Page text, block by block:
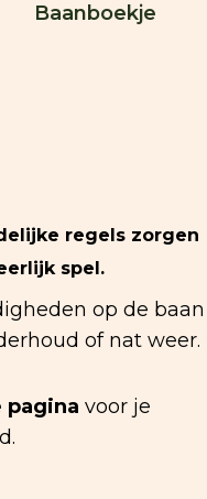
Baanboekje
regels zorgen
spel.
op de baan
of nat weer.
pagina voor je